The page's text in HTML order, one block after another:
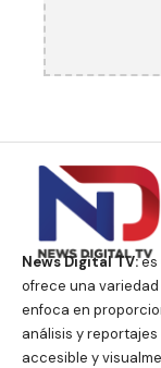
News Digital TV:es
ofrece una
enfoca en
análisis y
accesible y